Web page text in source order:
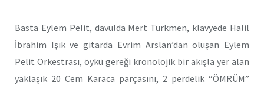
Basta Eylem Pelit, davulda Mert Türkmen, klavyede Halil
İbrahim Işık ve gitarda Evrim Arslan’dan oluşan Eylem
Pelit Orkestrası, öykü gereği kronolojik bir akışla yer alan
yaklaşık 20 Cem Karaca parçasını, 2 perdelik “ÖMRÜM”